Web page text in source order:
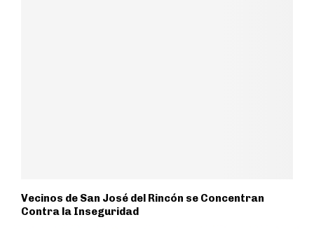
Vecinos de San José del Rincón se Concentran
Contra la Inseguridad